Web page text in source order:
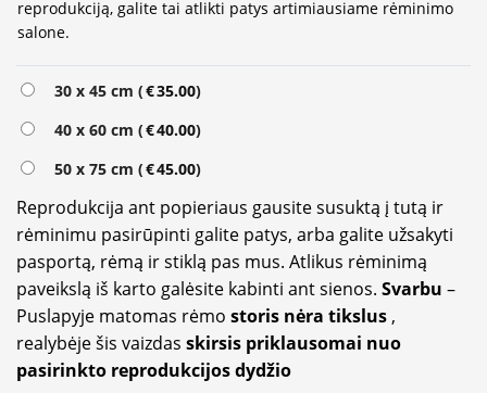
reprodukciją, galite tai atlikti patys artimiausiame rėminimo
salone.
30 x 45 cm (€35.00)
40 x 60 cm (€40.00)
50 x 75 cm (€45.00)
Reprodukcija ant popieriaus gausite susuktą į tutą ir
rėminimu pasirūpinti galite patys, arba galite užsakyti
pasportą, rėmą ir stiklą pas mus. Atlikus rėminimą
paveikslą iš karto galėsite kabinti ant sienos. Svarbu –
Puslapyje matomas rėmo storis nėra tikslus ,
realybėje šis vaizdas skirsis priklausomai nuo
pasirinkto reprodukcijos dydžio
Alternative: